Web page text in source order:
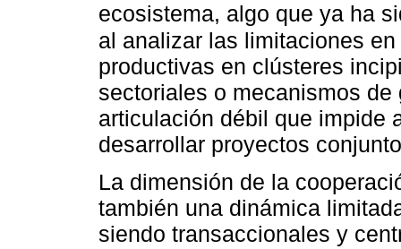
ecosistema, algo que ya ha
al analizar las limitaciones
productivas en clústeres
sectoriales o mecanismos
articulación débil que impide
desarrollar proyectos
La dimensión de la
también una dinámica
siendo transaccionales y